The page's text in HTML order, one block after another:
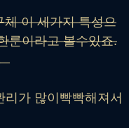
이 세가지 특성으
룬이라고 볼수있죠.
가 많이빡빡해져서